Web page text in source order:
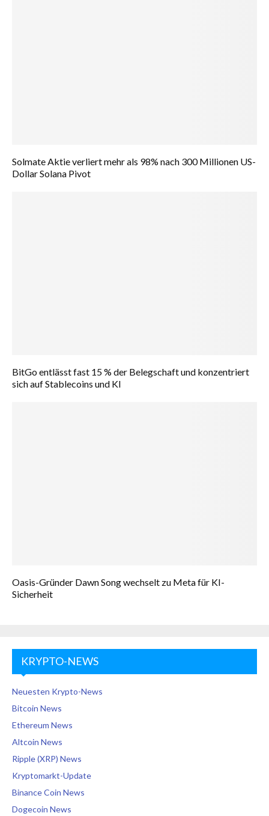
Solmate Aktie verliert mehr als 98% nach 300 Millionen US-
Dollar Solana Pivot
BitGo entlässt fast 15 % der Belegschaft und konzentriert
sich auf Stablecoins und KI
Oasis-Gründer Dawn Song wechselt zu Meta für KI-
Sicherheit
KRYPTO-NEWS
Neuesten Krypto-News
Bitcoin News
Ethereum News
Altcoin News
Ripple (XRP) News
Kryptomarkt-Update
Binance Coin News
Dogecoin News